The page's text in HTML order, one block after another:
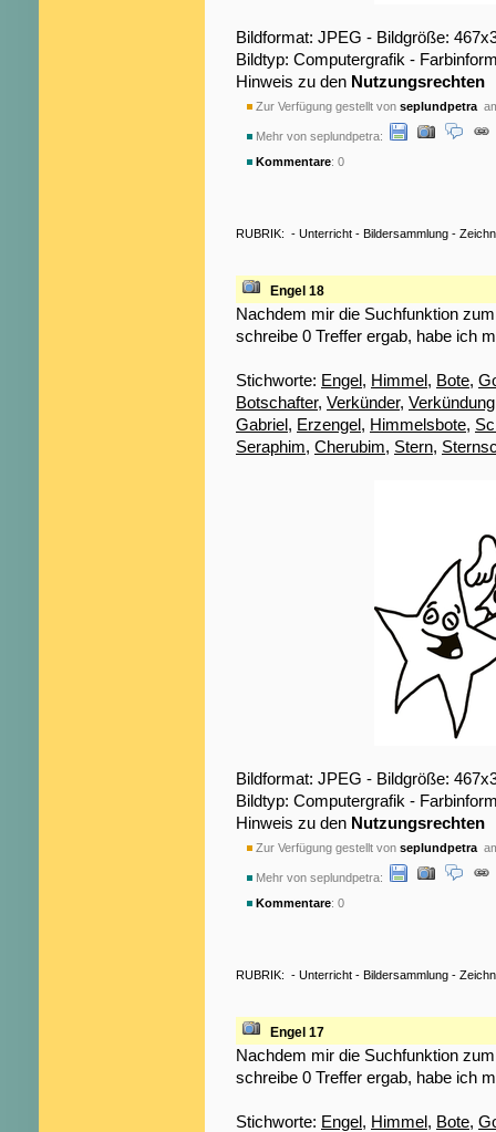
Bildformat: JPEG - Bildgröße:
Bildtyp: Computergrafik -
Hinweis zu den Nutzungsrechten
Zur Verfügung gestellt von seplundpetra
Mehr von seplundpetra:
Kommentare: 0
RUBRIK: - Unterricht - Bildersammlung -
Engel 18
Nachdem mir die Suchfunktion
schreibe 0 Treffer ergab, habe ich
Stichworte: Engel, Himmel, Bote,
Botschafter, Verkünder, Verkündung
Gabriel, Erzengel, Himmelsbote,
Seraphim, Cherubim, Stern,
Bildformat: JPEG - Bildgröße:
Bildtyp: Computergrafik -
Hinweis zu den Nutzungsrechten
Zur Verfügung gestellt von seplundpetra
Mehr von seplundpetra:
Kommentare: 0
RUBRIK: - Unterricht - Bildersammlung -
Engel 17
Nachdem mir die Suchfunktion
schreibe 0 Treffer ergab, habe ich
Stichworte: Engel, Himmel, Bote,